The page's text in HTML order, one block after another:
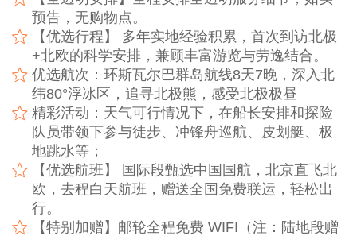
预告，无购物点。
【优选行程】 多年实地经验积累，首次到访北极
+北欧的科学安排，兼顾丰富游览与劳逸结合。
优选航次：环斯瓦尔巴群岛航线8天7晚，深入北
纬80°浮冰区，追寻北极熊，感受北极极昼
精彩活动：天气可行情况下，在船长安排和探险
队员带领下参与徒步、冲锋舟巡航、皮划艇、极
地跳水等；
【优选航班】 国际段甄选中国国航，北京直飞北
欧，去程白天航班，赠送全国免费联运，轻松出
行。
【特别加赠】邮轮全程免费 WIFI（注：陆地段赠